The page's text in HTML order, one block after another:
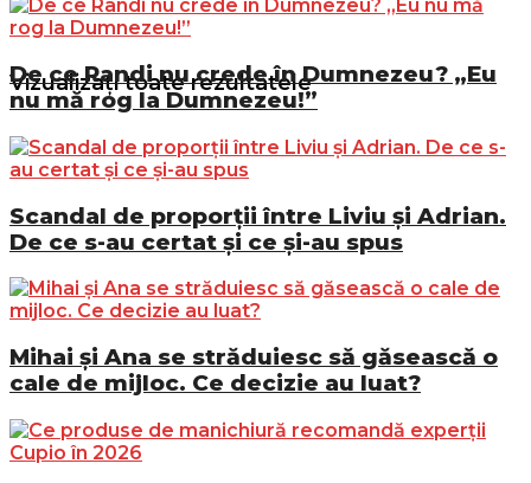
Vizualizați toate rezultatele
De ce Randi nu crede în Dumnezeu? „Eu
nu mă rog la Dumnezeu!”
Scandal de proporții între Liviu și Adrian.
De ce s-au certat și ce și-au spus
Mihai și Ana se străduiesc să găsească o
cale de mijloc. Ce decizie au luat?